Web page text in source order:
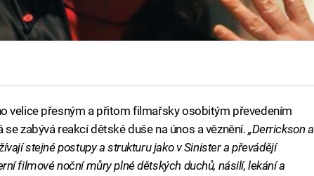
velice přesným a přitom filmařsky osobitým převedením
se zabývá reakcí dětské duše na únos a věznění.„Derrickson a
stejné postupy a strukturu jako v Sinister a převádějí
filmové noční můry plné dětských duchů, násilí, lekání a